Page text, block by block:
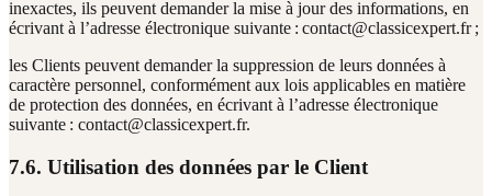
inexactes, ils peuvent demander la mise à jour des informations, en
écrivant à l’adresse électronique suivante : contact@classicexpert.fr ;
les Clients peuvent demander la suppression de leurs données à
caractère personnel, conformément aux lois applicables en matière
de protection des données, en écrivant à l’adresse électronique
suivante : contact@classicexpert.fr.
7.6. Utilisation des données par le Client